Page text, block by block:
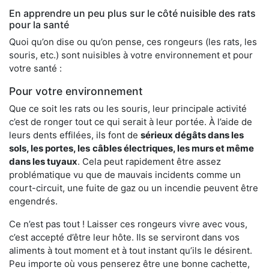
En apprendre un peu plus sur le côté nuisible des rats
pour la santé
Quoi qu’on dise ou qu’on pense, ces rongeurs (les rats, les
souris, etc.) sont nuisibles à votre environnement et pour
votre santé :
Pour votre environnement
Que ce soit les rats ou les souris, leur principale activité
c’est de ronger tout ce qui serait à leur portée. À l’aide de
leurs dents effilées, ils font de sérieux dégâts dans les
sols, les portes, les câbles électriques, les murs et même
dans les tuyaux. Cela peut rapidement être assez
problématique vu que de mauvais incidents comme un
court-circuit, une fuite de gaz ou un incendie peuvent être
engendrés.
Ce n’est pas tout ! Laisser ces rongeurs vivre avec vous,
c’est accepté d’être leur hôte. Ils se serviront dans vos
aliments à tout moment et à tout instant qu’ils le désirent.
Peu importe où vous penserez être une bonne cachette,